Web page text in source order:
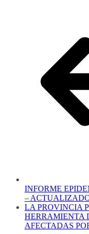
INFORME
–
LA PROVINCIA
HERRAMIENTA
AFECTADAS